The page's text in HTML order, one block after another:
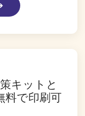
キットと
料で印刷可